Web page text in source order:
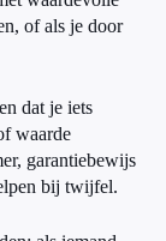
of als je door
dat je iets
waarde
garantiebewijs
bij twijfel.